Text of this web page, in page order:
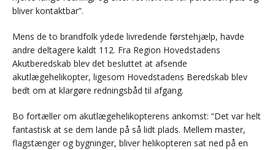
bliver kontaktbar”.
Mens de to brandfolk ydede livredende førstehjælp, havde
andre deltagere kaldt 112. Fra Region Hovedstadens
Akutberedskab blev det besluttet at afsende
akutlægehelikopter, ligesom Hovedstadens Beredskab blev
bedt om at klargøre redningsbåd til afgang.
Bo fortæller om akutlægehelikopterens ankomst: “Det var helt
fantastisk at se dem lande på så lidt plads. Mellem master,
flagstænger og bygninger, bliver helikopteren sat ned på en